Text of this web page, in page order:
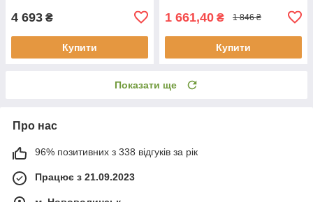
4 693 ₴
Купити
1 661,40 ₴ 1 846 ₴
Купити
Показати ще
Про нас
96% позитивних з 338 відгуків за рік
Працює з 21.09.2023